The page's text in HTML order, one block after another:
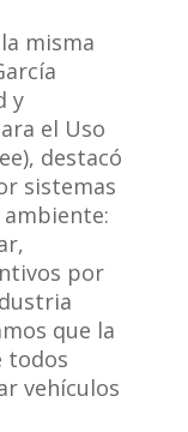
misma
y
el Uso
destacó
sistemas
por
que la
todos
vehículos